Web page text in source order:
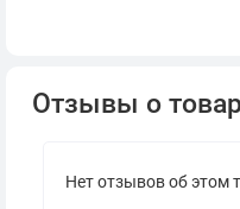
Отзывы о
Нет отзывов об этом